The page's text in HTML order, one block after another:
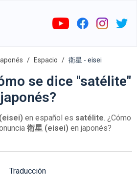
Espacio 衛星 - eisei
se dice "satélite"
en español es satélite. ¿Cómo
衛星 (eisei) en japonés?
Traducción